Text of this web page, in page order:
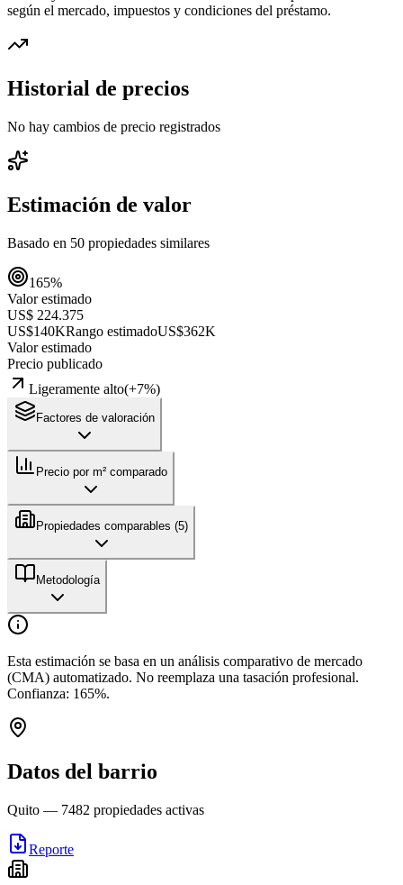
según el mercado, impuestos y condiciones del préstamo.
Historial de precios
No hay cambios de precio registrados
Estimación de valor
Basado en 50 propiedades similares
165%
Valor estimado
US$ 224.375
US$140KRango estimadoUS$362K
Valor estimado
Precio publicado
Ligeramente alto(+7%)
Factores de valoración
Precio por m² comparado
Propiedades comparables (5)
Metodología
Esta estimación se basa en un análisis comparativo de mercado
(CMA) automatizado. No reemplaza una tasación profesional.
Confianza: 165%.
Datos del barrio
Quito — 7482 propiedades activas
Reporte